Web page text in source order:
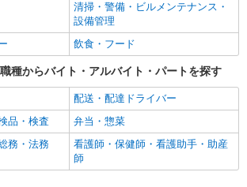
清掃・警備・ビルメンテナンス・
設備管理
飲食・フード
種からバイト・アルバイト・パートを探す
配送・配達ドライバー
品・検査
弁当・惣菜
務・法務
看護師・保健師・看護助手・助産
師